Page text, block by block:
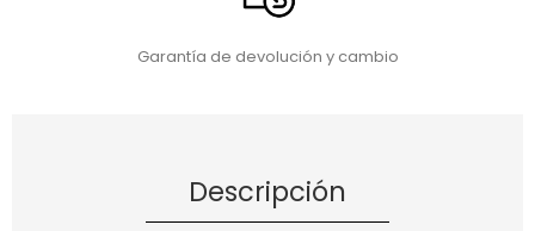
Garantía de devolución y cambio
Descripción